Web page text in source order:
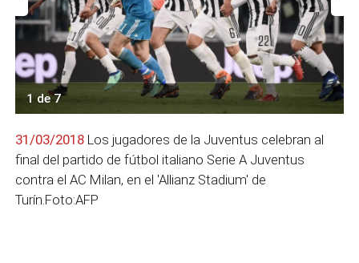
1 de 7
31/03/2018 Los jugadores de la Juventus celebran al
final del partido de fútbol italiano Serie A Juventus
contra el AC Milan, en el 'Allianz Stadium' de
Turín.Foto:AFP